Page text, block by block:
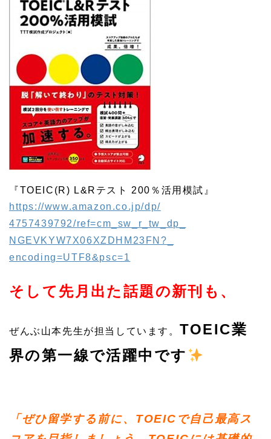
『TOEIC(R) L&Rテスト 200％活用模試』
https://www.amazon.co.jp/dp/
4757439792/ref=cm_sw_r_tw_dp_
NGEVKYW7X06XZDHM23FN?_
encoding=UTF8&psc=1
そして先月出た話題の新刊も、
ぜんぶ山本先生が担当しています。 TOEIC業
界の第一線で活躍中です
「ぜひ留学する前に、 TOEICで自己最高ス